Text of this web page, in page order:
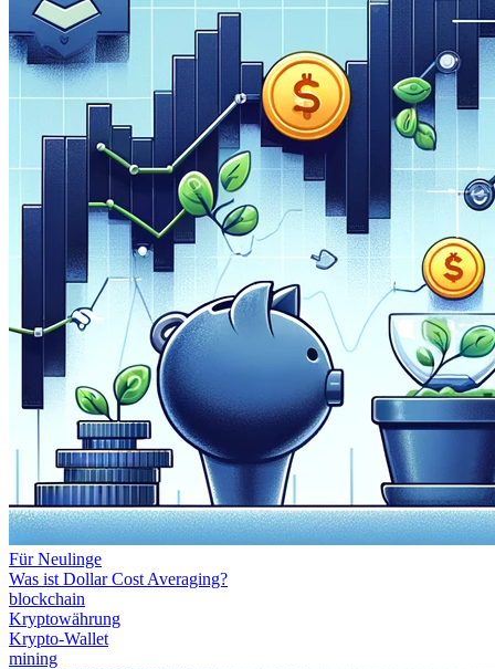
Für Neulinge
Was ist Dollar Cost Averaging?
blockchain
Kryptowährung
Krypto-Wallet
mining